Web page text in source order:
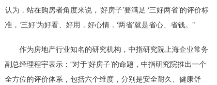
认为，站在购房者角度来说，‘好房子’要满足 ‘三好两省’的评价标
准，‘三好’为好看、好用，好心情，‘两省’就是省心、省钱。”
作为房地产行业知名的研究机构，中指研究院上海企业常务
副总经理程宇表示：“对于‘好房子’的命题，中指研究院推出一个
全方位的评价体系，包括六个维度，分别是安全耐久、健康舒